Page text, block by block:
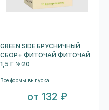
GREEN SIDE БРУСНИЧНЫЙ
СБОР+ ФИТОЧАЙ ФИТОЧАЙ
1,5 Г №20
Все формы выпуска
от 132 ₽